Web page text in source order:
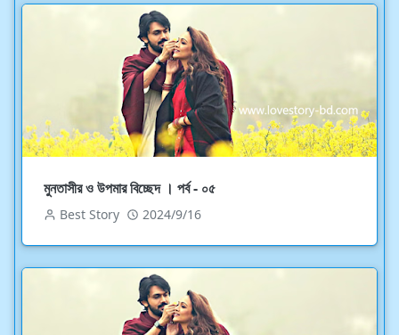
মুনতাসীর ও উপমার বিচ্ছেদ । পর্ব - ০৫
Best Story 2024/9/16